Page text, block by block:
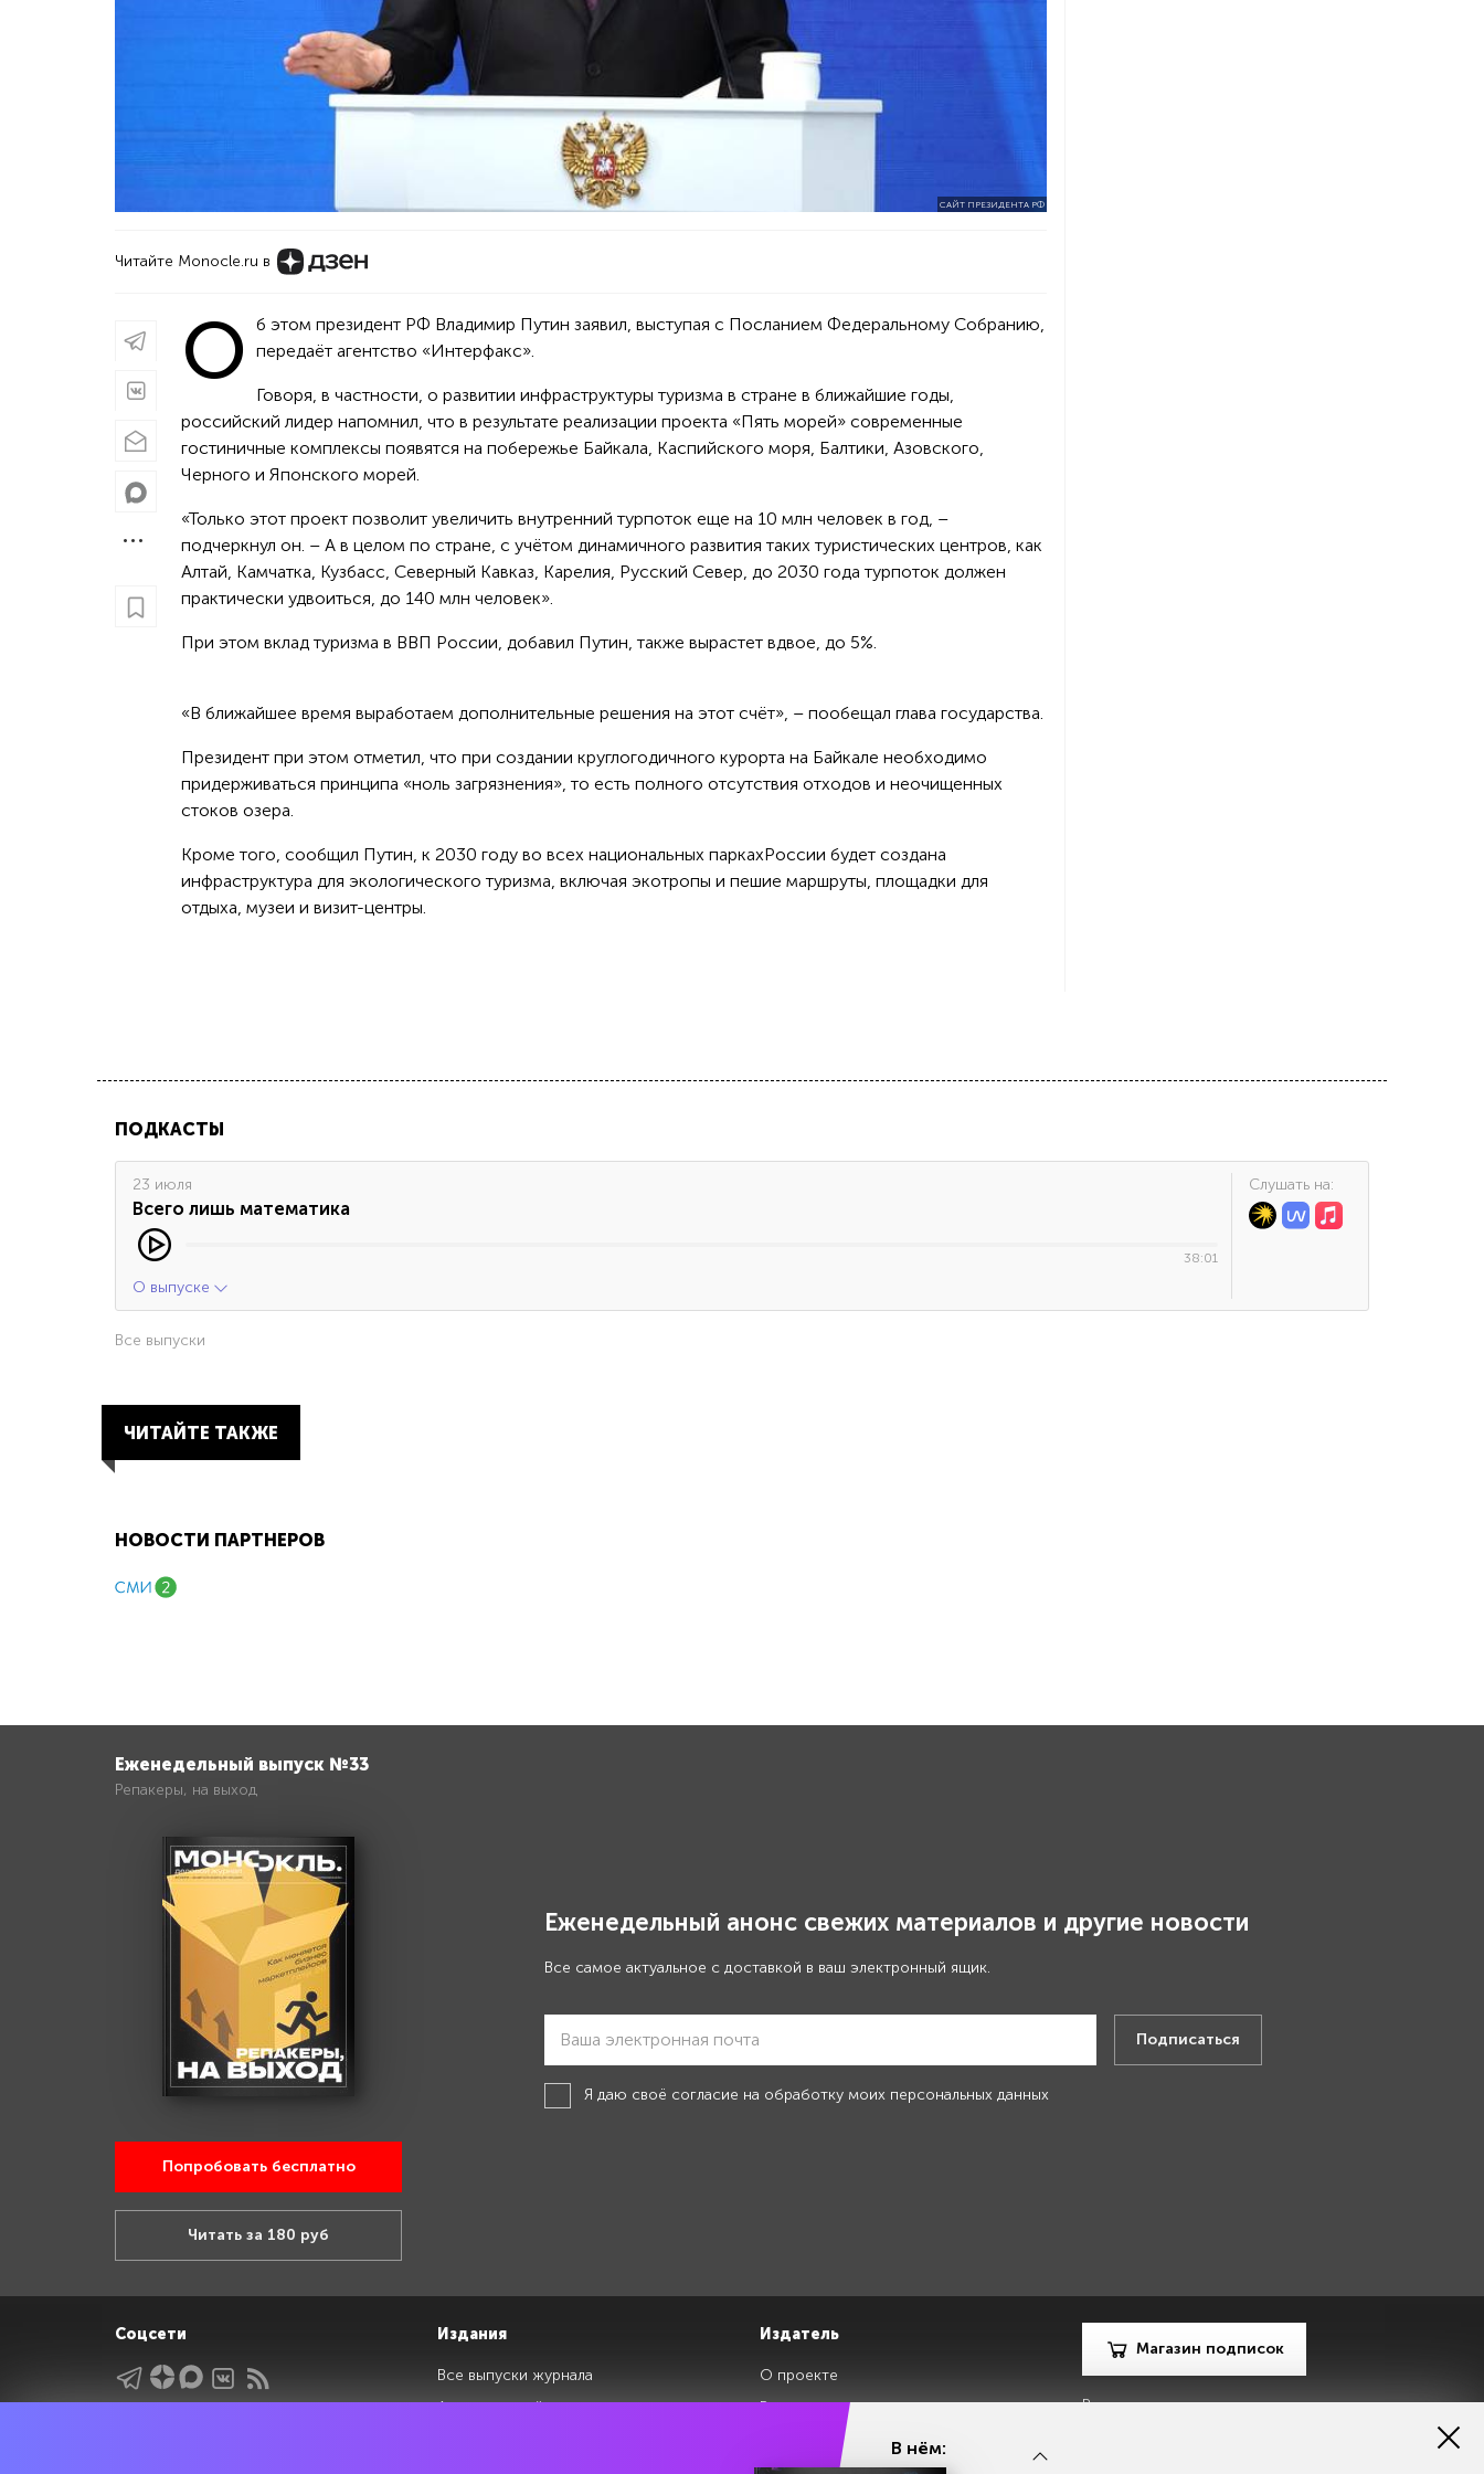
САЙТ ПРЕЗИДЕНТА РФ
Читайте Monocle.ru в
О
б этом президент РФ Владимир Путин заявил, выступая с Посланием Федеральному Собранию,
передаёт агентство «Интерфакс».
Говоря, в частности, о развитии инфраструктуры туризма в стране в ближайшие годы,
российский лидер напомнил, что в результате реализации проекта «Пять морей» современные
гостиничные комплексы появятся на побережье Байкала, Каспийского моря, Балтики, Азовского,
Черного и Японского морей.
«Только этот проект позволит увеличить внутренний турпоток еще на 10 млн человек в год, –
подчеркнул он. – А в целом по стране, с учётом динамичного развития таких туристических центров, как
Алтай, Камчатка, Кузбасс, Северный Кавказ, Карелия, Русский Север, до 2030 года турпоток должен
практически удвоиться, до 140 млн человек».
При этом вклад туризма в ВВП России, добавил Путин, также вырастет вдвое, до 5%.
«В ближайшее время выработаем дополнительные решения на этот счёт», – пообещал глава государства.
Президент при этом отметил, что при создании круглогодичного курорта на Байкале необходимо
придерживаться принципа «ноль загрязнения», то есть полного отсутствия отходов и неочищенных
стоков озера.
Кроме того, сообщил Путин, к 2030 году во всех национальных паркахРоссии будет создана
инфраструктура для экологического туризма, включая экотропы и пешие маршруты, площадки для
отдыха, музеи и визит-центры.
ПОДКАСТЫ
23 июля
Всего лишь математика
38:01
О выпуске
Cлушать на:
Все выпуски
ЧИТАЙТЕ ТАКЖЕ
НОВОСТИ ПАРТНЕРОВ
Еженедельный выпуск №33
Репакеры, на выход
Попробовать бесплатно
Читать за 180 руб
Еженедельный анонс свежих материалов и другие новости
Все самое актуальное с доставкой в ваш электронный ящик.
Подписаться
Я даю своё согласие на обработку моих персональных данных
Соцсети Издания
Все выпуски журнала
Архив изданий
Издатель
О проекте
Редакция
Магазин подписок
Рекламодателям
В нём: